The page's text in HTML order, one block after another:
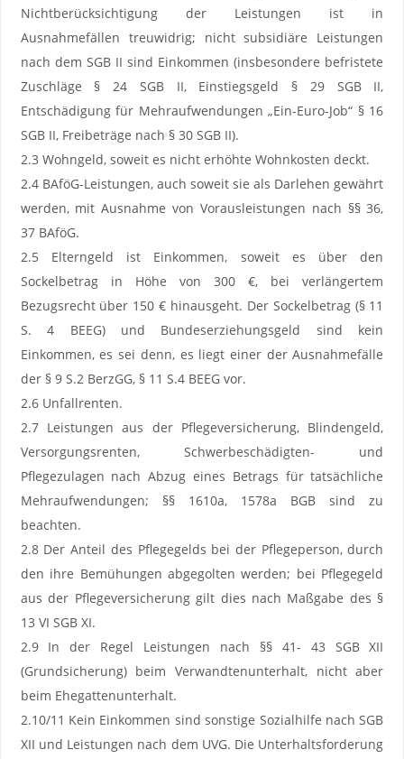
Nichtberücksichtigung der Leistungen ist in
Ausnahmefällen treuwidrig; nicht subsidiäre Leistungen
nach dem SGB II sind Einkommen (insbesondere befristete
Zuschläge § 24 SGB II, Einstiegsgeld § 29 SGB II,
Entschädigung für Mehraufwendungen „Ein-Euro-Job“ § 16
SGB II, Freibeträge nach § 30 SGB II).
2.3 Wohngeld, soweit es nicht erhöhte Wohnkosten deckt.
2.4 BAföG-Leistungen, auch soweit sie als Darlehen gewährt
werden, mit Ausnahme von Vorausleistungen nach §§ 36,
37 BAföG.
2.5 Elterngeld ist Einkommen, soweit es über den
Sockelbetrag in Höhe von 300 €, bei verlängertem
Bezugsrecht über 150 € hinausgeht. Der Sockelbetrag (§ 11
S. 4 BEEG) und Bundeserziehungsgeld sind kein
Einkommen, es sei denn, es liegt einer der Ausnahmefälle
der § 9 S.2 BerzGG, § 11 S.4 BEEG vor.
2.6 Unfallrenten.
2.7 Leistungen aus der Pflegeversicherung, Blindengeld,
Versorgungsrenten, Schwerbeschädigten- und
Pflegezulagen nach Abzug eines Betrags für tatsächliche
Mehraufwendungen; §§ 1610a, 1578a BGB sind zu
beachten.
2.8 Der Anteil des Pflegegelds bei der Pflegeperson, durch
den ihre Bemühungen abgegolten werden; bei Pflegegeld
aus der Pflegeversicherung gilt dies nach Maßgabe des §
13 VI SGB XI.
2.9 In der Regel Leistungen nach §§ 41- 43 SGB XII
(Grundsicherung) beim Verwandtenunterhalt, nicht aber
beim Ehegattenunterhalt.
2.10/11 Kein Einkommen sind sonstige Sozialhilfe nach SGB
XII und Leistungen nach dem UVG. Die Unterhaltsforderung